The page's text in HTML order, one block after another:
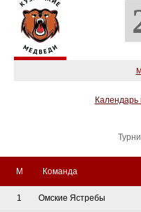
Календарь
М Команда
1 Омские Ястребы